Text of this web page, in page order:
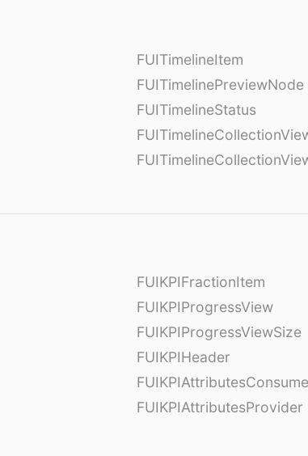
FUITimelineItem
FUITimelinePreviewNode
FUITimelineStatus
FUIKPIFractionItem
FUIKPIProgressView
FUIKPIProgressViewSize
FUIKPIHeader
FUIKPIAttributesProvider